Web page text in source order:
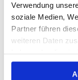
Verwendung
soziale Medien,
Partner führen
weiteren Daten
gesammelt haben.